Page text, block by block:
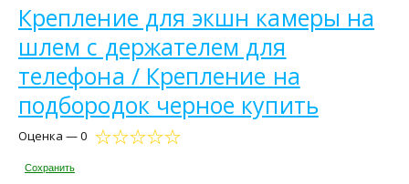
Крепление для экшн камеры на
шлем с держателем для
телефона / Крепление на
подбородок черное купить
Оценка — 0
Сохранить